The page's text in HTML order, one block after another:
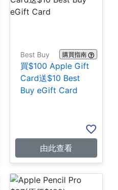
Best Buy 購買指南
買$100 Apple Gift
Card送$10 Best
Buy eGift Card
由此查看